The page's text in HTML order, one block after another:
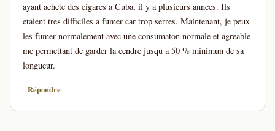
ayant achete des cigares a Cuba, il y a plusieurs annees. Ils
etaient tres difficiles a fumer car trop serres. Maintenant, je peux
les fumer normalement avec une consumaton normale et agreable
me permettant de garder la cendre jusqu a 50 % minimun de sa
longueur.
Répondre